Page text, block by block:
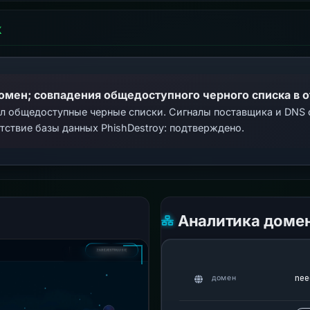
совпадения общедоступного черного списка
общедоступные черные списки. Сигналы поставщика и
базы данных PhishDestroy: подтверждено.
Аналитика
домен